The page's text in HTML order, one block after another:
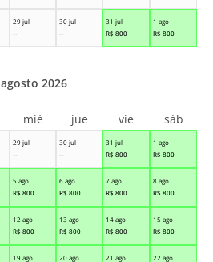
29 jul
--
30 jul
--
31 jul
R$ 800
1 ago
R$ 800
29 jul
--
30 jul
--
31 jul
R$ 800
1 ago
R$ 800
5 ago
R$ 800
6 ago
R$ 800
7 ago
R$ 800
8 ago
R$ 800
12 ago
R$ 800
13 ago
R$ 800
14 ago
R$ 800
15 ago
R$ 800
19 ago
20 ago
21 ago
22 ago
agosto 2026
mié jue vie sáb